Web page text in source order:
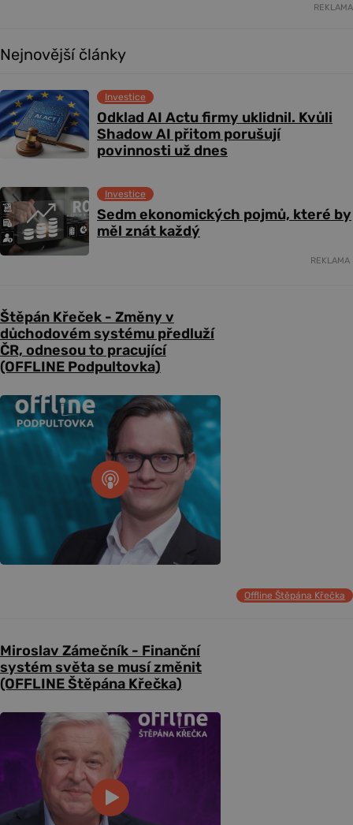
REKLAMA
Nejnovější články
Odklad AI Actu firmy uklidnil. Kvůli
Shadow AI přitom porušují
povinnosti už dnes
Investice
Sedm ekonomických pojmů, které by
měl znát každý
Investice
REKLAMA
Štěpán Křeček - Změny v
důchodovém systému předluží
ČR, odnesou to pracující
(OFFLINE Podpultovka)
Offline Štěpána Křečka
Miroslav Zámečník - Finanční
systém světa se musí změnit
(OFFLINE Štěpána Křečka)